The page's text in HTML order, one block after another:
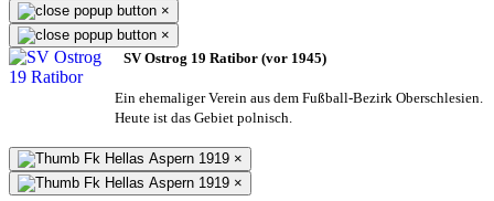
×
×
SV Ostrog 19 Ratibor (vor 1945)
Ein ehemaliger Verein aus dem Fußball-Bezirk Oberschlesien.
Heute ist das Gebiet polnisch.
×
×